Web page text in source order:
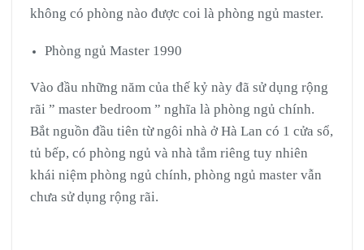
không có phòng nào được coi là phòng ngủ master.
Phòng ngủ Master 1990
Vào đầu những năm của thế kỷ này đã sử dụng rộng
rãi ” master bedroom ” nghĩa là phòng ngủ chính.
Bắt nguồn đầu tiên từ ngôi nhà ở Hà Lan có 1 cửa sổ,
tủ bếp, có phòng ngủ và nhà tắm riêng tuy nhiên
khái niệm phòng ngủ chính, phòng ngủ master vẫn
chưa sử dụng rộng rãi.